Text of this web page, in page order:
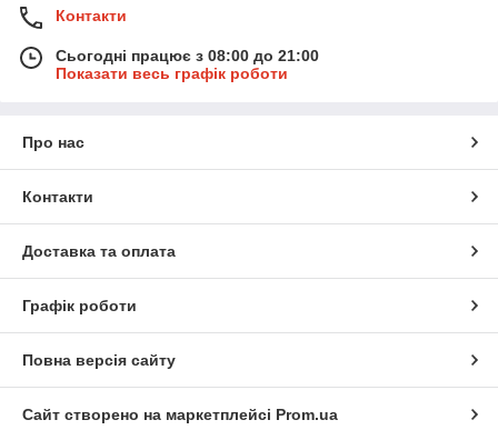
Контакти
Сьогодні працює з 08:00 до 21:00
Показати весь графік роботи
Про нас
Контакти
Доставка та оплата
Графік роботи
Повна версія сайту
Сайт створено на маркетплейсі Prom.ua